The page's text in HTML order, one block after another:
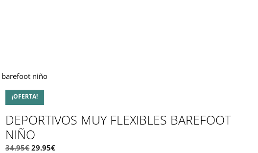
niño
¡OFERTA!
DEPORTIVOS MUY FLEXIBLES BAREFOOT
NIÑO
34.95€ 29.95€